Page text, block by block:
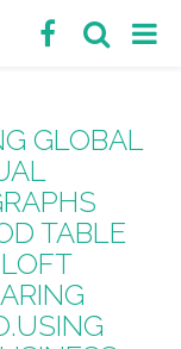
GLOBAL
TABLE